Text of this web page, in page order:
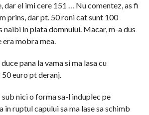
dar el imi cere 151 … Nu comentez, as fi
prins, dar pt. 50 roni cat sunt 100
naibi in plata domnului. Macar, m-a dus
era mobra mea.
pana la vama si ma lasa cu
euro pt deranj.
sub nici o forma sa-l induplec pe
in ruptul capului sa ma lase sa schimb